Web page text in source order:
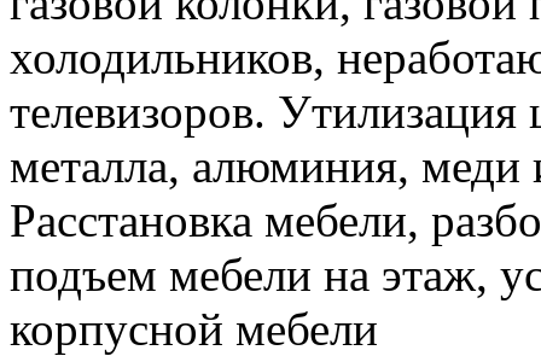
холодильников,
телевизоров. Утилизация
металла, алюминия, меди
Расстановка мебели,
подъем мебели на этаж,
корпусной мебели